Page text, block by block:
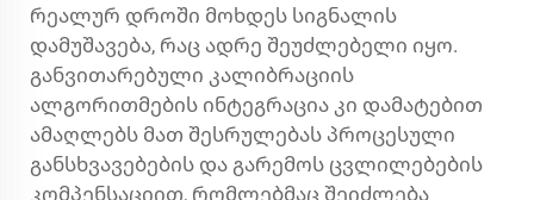
რეალურ დროში მოხდეს სიგნალის
დამუშავება, რაც ადრე შეუძლებელი იყო.
განვითარებული კალიბრაციის
ალგორითმების ინტეგრაცია კი დამატებით
ამაღლებს მათ შესრულებას პროცესული
განსხვავებების და გარემოს ცვლილებების
კომპენსაციით, რომლებმაც შეიძლება